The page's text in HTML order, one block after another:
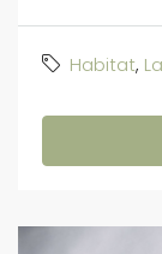
Habitat,